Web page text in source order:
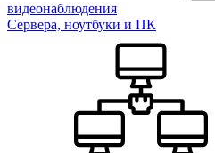
видеонаблюдения
Сервера, ноутбуки и ПК